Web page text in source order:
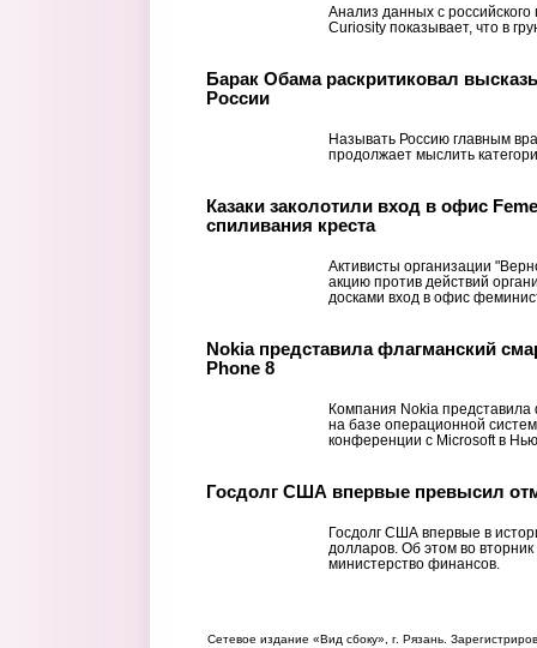
Анализ данных с
Curiosity показывает, что в
Барак Обама раскритиковал
России
Называть Россию главным
продолжает мыслить
Казаки заколотили вход в офис
спиливания креста
Активисты организации
акцию против действий
досками вход в офис
Nokia представила флагманский
Phone 8
Компания Nokia
на базе операционной
конференции с Microsoft в
Госдолг США впервые превысил
Госдолг США впервые в
долларов. Об этом во
министерство финансов.
Сетевое издание «Вид сбоку», г. Рязань.